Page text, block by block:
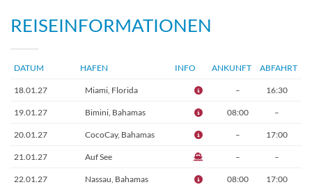
REISEINFORMATIONEN
DATUM HAFEN INFO ANKUNFT ABFAHRT
18.01.27 Miami, Florida – 16:30
19.01.27 Bimini, Bahamas 08:00 –
20.01.27 CocoCay, Bahamas – 17:00
21.01.27 Auf See – –
22.01.27 Nassau, Bahamas 08:00 17:00